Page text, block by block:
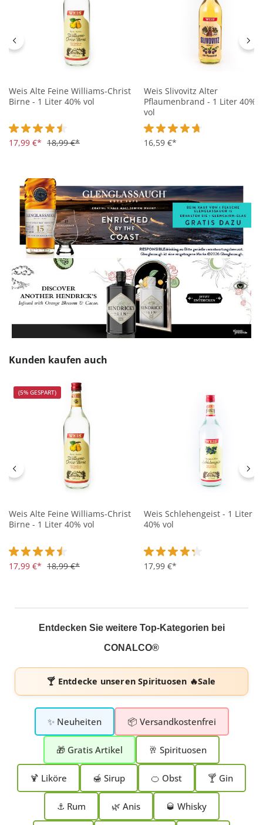
Weis Alte Feine Williams-Christ
Birne - 1 Liter 40% vol
Durchschnittliche Bewertung von 4.5 von 5 Sternen
17,99 €* 18,99 €*
Weis Slivovitz Alter
Pflaumenbrand - 1 Liter 40%
vol
Durchschnittliche
16,59 €*
Produktgalerie überspringen
Kunden kaufen auch
(5% GESPART)
Weis Alte Feine Williams-Christ
Birne - 1 Liter 40% vol
Durchschnittliche Bewertung von 4.5 von 5 Sternen
17,99 €* 18,99 €*
Weis Schlehengeist - 1 Liter
40% vol
Durchschnittliche
17,99 €*
Entdecken Sie weitere Top-Kategorien bei
CONALCO®
🍸 Entdecke unserenSpirituosen 🔥Sale
✨ Neuheiten 📦 Versandkostenfrei
🎁 Gratis Artikel 🥂 Spirituosen
🍹 Liköre 🍯 Sirup 🍊 Obst 🍸 Gin
⚓ Rum 🌿 Anis 🥃 Whisky